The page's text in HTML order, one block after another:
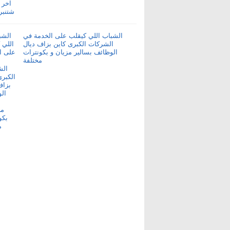
الشباب اللي كيقلب على الخدمة في
الشركات الكبرى كاين بزاف ديال
الوظائف بسالير مزيان و بكونترات
مختلفة